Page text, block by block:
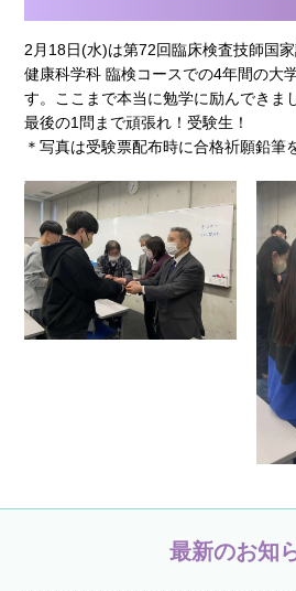
2月18日(水)は第72回臨床検査技師国家
健康科学科 臨検コースでの4年間の大
す。ここまで本当に勉学に励んできま
最後の1問まで頑張れ！受験生！
＊写真は受験票配布時に合格祈願鉛筆
最新のお知